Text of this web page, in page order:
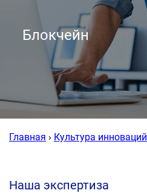
Блокчейн
Главная › Культура инноваций
Наша экспертиза